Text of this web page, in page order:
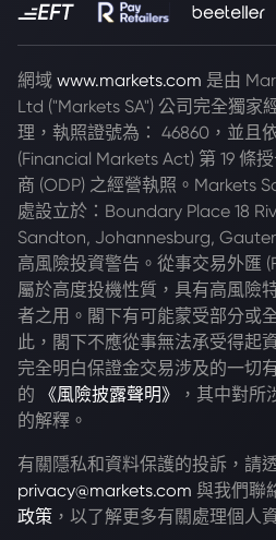
網域 www.markets.com 是由
Ltd ("Markets SA") 公司完全獨家
理，執照證號為： 46860，並且
(Financial Markets Act) 第 19 條
商 (ODP) 之經營執照。Markets
處設立於：Boundary Place 18
Sandton, Johannesburg,
高風險投資警告。從事交易外匯
屬於高度投機性質，具有高風險
者之用。閣下有可能蒙受部分或
此，閣下不應從事無法承受得起
完全明白保證金交易涉及的一切
的
《風險披露聲明》
，其中對所
的解釋。
有關隱私和資料保護的投訴，請
privacy@markets.com 與我們聯
政策 ，以了解更多有關處理個人